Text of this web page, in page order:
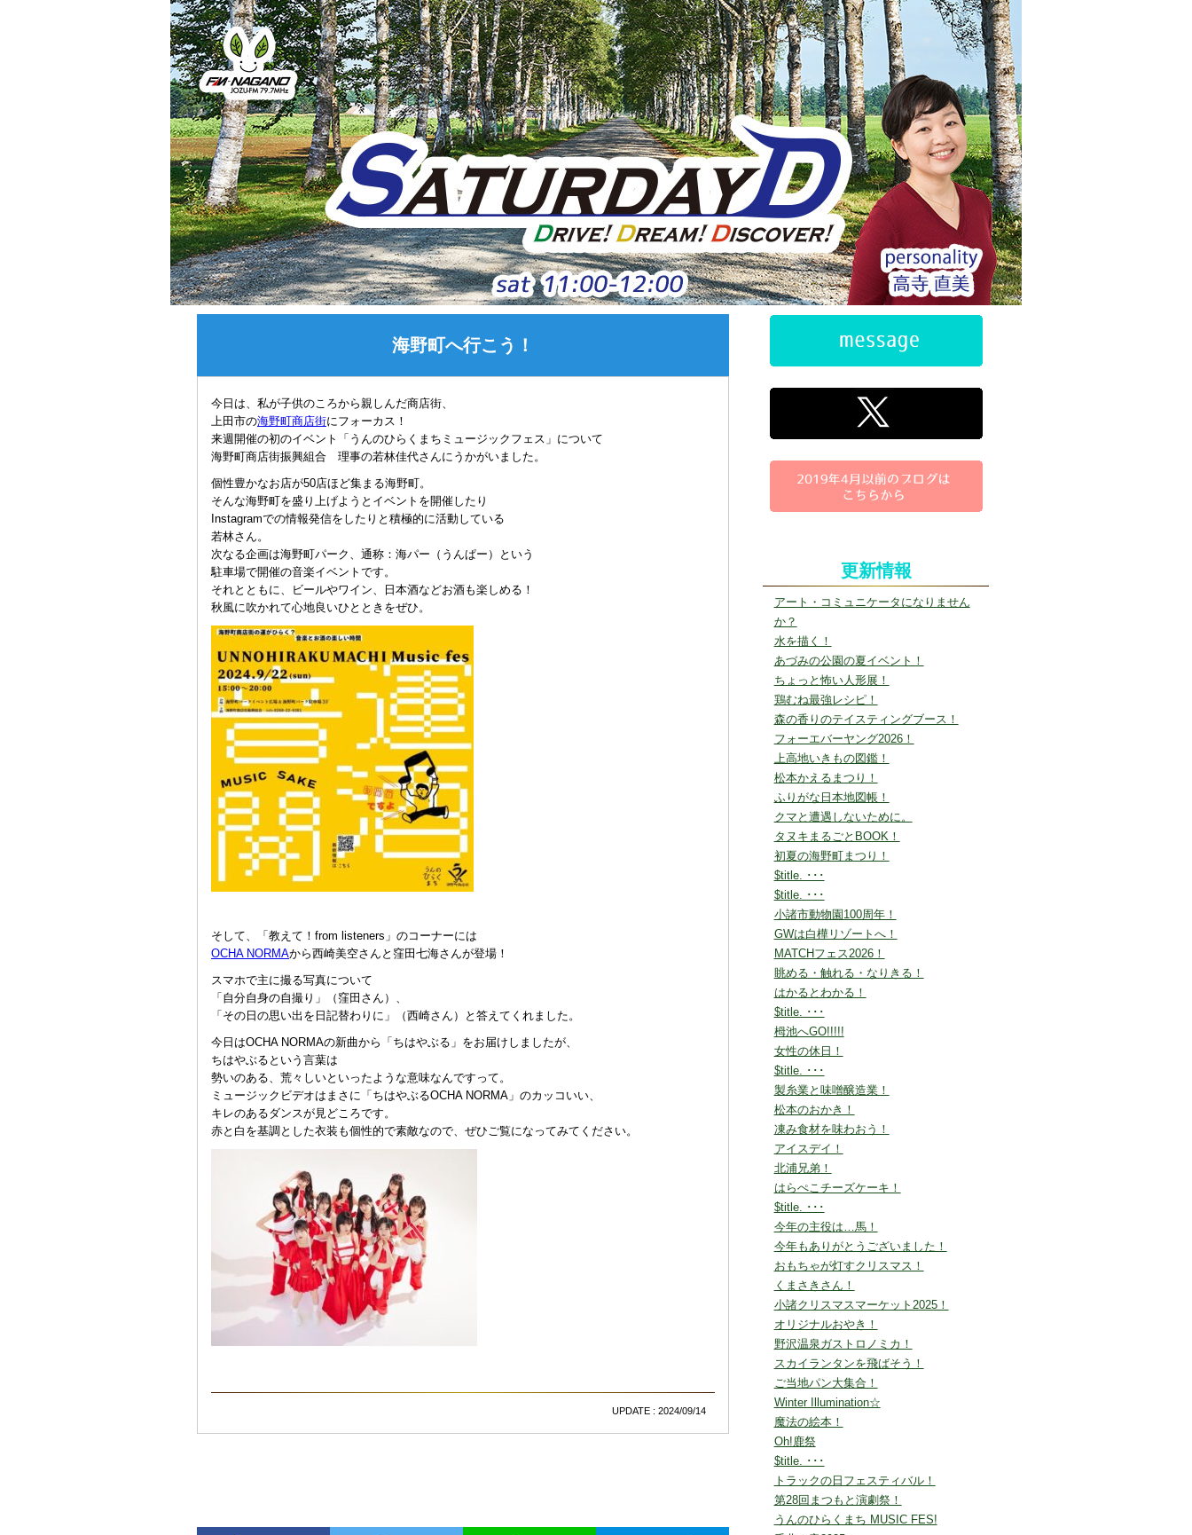
海野町へ行こう！
今日は、私が子供のころから親しんだ商店街、
上田市の海野町商店街にフォーカス！
来週開催の初のイベント「うんのひらくまちミュージックフェス」について
海野町商店街振興組合 理事の若林佳代さんにうかがいました。
個性豊かなお店が50店ほど集まる海野町。
そんな海野町を盛り上げようとイベントを開催したり
Instagramでの情報発信をしたりと積極的に活動している
若林さん。
次なる企画は海野町パーク、通称：海パー（うんぱー）という
駐車場で開催の音楽イベントです。
それとともに、ビールやワイン、日本酒などお酒も楽しめる！
秋風に吹かれて心地良いひとときをぜひ。
そして、「教えて！from listeners」のコーナーには
OCHA NORMAから西崎美空さんと窪田七海さんが登場！
スマホで主に撮る写真について
「自分自身の自撮り」（窪田さん）、
「その日の思い出を日記替わりに」（西崎さん）と答えてくれました。
今日はOCHA NORMAの新曲から「ちはやぶる」をお届けしましたが、
ちはやぶるという言葉は
勢いのある、荒々しいといったような意味なんですって。
ミュージックビデオはまさに「ちはやぶるOCHA NORMA」のカッコいい、
キレのあるダンスが見どころです。
赤と白を基調とした衣装も個性的で素敵なので、ぜひご覧になってみてください。
UPDATE : 2024/09/14
更新情報
アート・コミュニケータになりません
か？
水を描く！
あづみの公園の夏イベント！
ちょっと怖い人形展！
鶏むね最強レシピ！
森の香りのテイスティングブース！
フォーエバーヤング2026！
上高地いきもの図鑑！
松本かえるまつり！
ふりがな日本地図帳！
クマと遭遇しないために。
タヌキまるごとBOOK！
初夏の海野町まつり！
$title. ･･･
$title. ･･･
小諸市動物園100周年！
GWは白樺リゾートへ！
MATCHフェス2026！
眺める・触れる・なりきる！
はかるとわかる！
$title. ･･･
栂池へGO!!!!!
女性の休日！
$title. ･･･
製糸業と味噌醸造業！
松本のおかき！
凍み食材を味わおう！
アイスデイ！
北浦兄弟！
はらぺこチーズケーキ！
$title. ･･･
今年の主役は…馬！
今年もありがとうございました！
おもちゃが灯すクリスマス！
くまさきさん！
小諸クリスマスマーケット2025！
オリジナルおやき！
野沢温泉ガストロノミカ！
スカイランタンを飛ばそう！
ご当地パン大集合！
Winter Illumination☆
魔法の絵本！
Oh!鹿祭
$title. ･･･
トラックの日フェスティバル！
第28回まつもと演劇祭！
うんのひらくまち MUSIC FES!